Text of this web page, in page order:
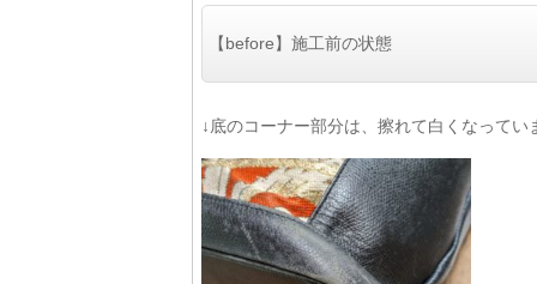
【before】施工前の状態
↓底のコーナー部分は、擦れて白くなってい